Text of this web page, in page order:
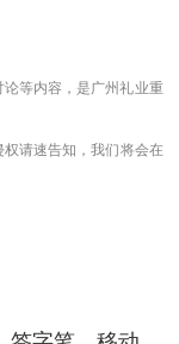
等内容，是广州礼业重
请速告知，我们将会在